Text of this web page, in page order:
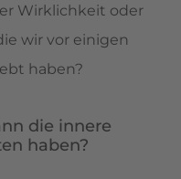
Wirklichkeit oder
wir vor einigen
haben?
die innere
haben?